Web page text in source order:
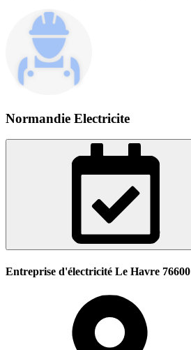
Normandie Electricite
Entreprise d'électricité Le Havre 76600